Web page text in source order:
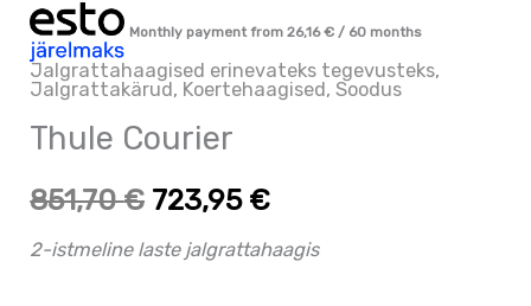
Monthly payment from26,16€ / 60 months
Jalgrattahaagised erinevateks tegevusteks,
Jalgrattakärud, Koertehaagised,Soodus
Thule Courier
851,70€ 723,95 €
2-istmeline laste jalgrattahaagis